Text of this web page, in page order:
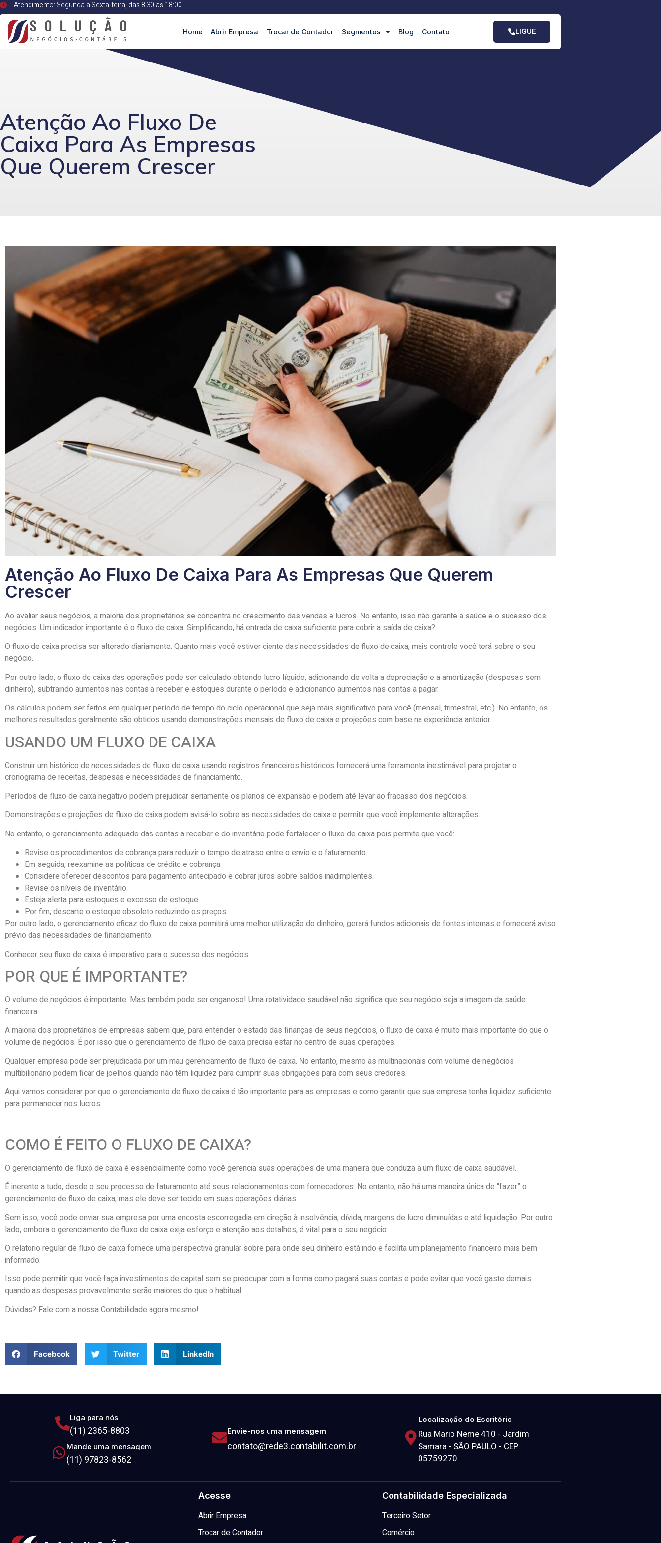
Atendimento: Segunda a Sexta-feira, das 8:30 as 18:00
Home Abrir Empresa Trocar de Contador Segmentos Blog Contato LIGUE
Atenção Ao Fluxo De
Caixa Para As Empresas
Que Querem Crescer
Atenção Ao Fluxo De Caixa Para As Empresas Que Querem
Crescer
Ao avaliar seus negócios, a maioria dos proprietários se concentra no crescimento das vendas e lucros. No entanto, isso não garante a saúde e o sucesso dos
negócios. Um indicador importante é o fluxo de caixa. Simplificando, há entrada de caixa suficiente para cobrir a saída de caixa?
O fluxo de caixa precisa ser alterado diariamente. Quanto mais você estiver ciente das necessidades de fluxo de caixa, mais controle você terá sobre o seu
negócio.
Por outro lado, o fluxo de caixa das operações pode ser calculado obtendo lucro líquido, adicionando de volta a depreciação e a amortização (despesas sem
dinheiro), subtraindo aumentos nas contas a receber e estoques durante o período e adicionando aumentos nas contas a pagar.
Os cálculos podem ser feitos em qualquer período de tempo do ciclo operacional que seja mais significativo para você (mensal, trimestral, etc.). No entanto, os
melhores resultados geralmente são obtidos usando demonstrações mensais de fluxo de caixa e projeções com base na experiência anterior.
USANDO UM FLUXO DE CAIXA
Construir um histórico de necessidades de fluxo de caixa usando registros financeiros históricos fornecerá uma ferramenta inestimável para projetar o
cronograma de receitas, despesas e necessidades de financiamento.
Períodos de fluxo de caixa negativo podem prejudicar seriamente os planos de expansão e podem até levar ao fracasso dos negócios.
Demonstrações e projeções de fluxo de caixa podem avisá-lo sobre as necessidades de caixa e permitir que você implemente alterações.
No entanto, o gerenciamento adequado das contas a receber e do inventário pode fortalecer o fluxo de caixa pois permite que você:
Revise os procedimentos de cobrança para reduzir o tempo de atraso entre o envio e o faturamento.
Em seguida, reexamine as políticas de crédito e cobrança.
Considere oferecer descontos para pagamento antecipado e cobrar juros sobre saldos inadimplentes.
Revise os níveis de inventário.
Esteja alerta para estoques e excesso de estoque.
Por fim, descarte o estoque obsoleto reduzindo os preços.
Por outro lado, o gerenciamento eficaz do fluxo de caixa permitirá uma melhor utilização do dinheiro, gerará fundos adicionais de fontes internas e fornecerá aviso
prévio das necessidades de financiamento.
Conhecer seu fluxo de caixa é imperativo para o sucesso dos negócios.
POR QUE É IMPORTANTE?
O volume de negócios é importante. Mas também pode ser enganoso! Uma rotatividade saudável não significa que seu negócio seja a imagem da saúde
financeira.
A maioria dos proprietários de empresas sabem que, para entender o estado das finanças de seus negócios, o fluxo de caixa é muito mais importante do que o
volume de negócios. É por isso que o gerenciamento de fluxo de caixa precisa estar no centro de suas operações.
Qualquer empresa pode ser prejudicada por um mau gerenciamento de fluxo de caixa. No entanto, mesmo as multinacionais com volume de negócios
multibilionário podem ficar de joelhos quando não têm liquidez para cumprir suas obrigações para com seus credores.
Aqui vamos considerar por que o gerenciamento de fluxo de caixa é tão importante para as empresas e como garantir que sua empresa tenha liquidez suficiente
para permanecer nos lucros.
COMO É FEITO O FLUXO DE CAIXA?
O gerenciamento de fluxo de caixa é essencialmente como você gerencia suas operações de uma maneira que conduza a um fluxo de caixa saudável.
É inerente a tudo, desde o seu processo de faturamento até seus relacionamentos com fornecedores. No entanto, não há uma maneira única de “fazer” o
gerenciamento de fluxo de caixa, mas ele deve ser tecido em suas operações diárias.
Sem isso, você pode enviar sua empresa por uma encosta escorregadia em direção à insolvência, dívida, margens de lucro diminuídas e até liquidação. Por outro
lado, embora o gerenciamento de fluxo de caixa exija esforço e atenção aos detalhes, é vital para o seu negócio.
O relatório regular de fluxo de caixa fornece uma perspectiva granular sobre para onde seu dinheiro está indo e facilita um planejamento financeiro mais bem
informado.
Isso pode permitir que você faça investimentos de capital sem se preocupar com a forma como pagará suas contas e pode evitar que você gaste demais
quando as despesas provavelmente serão maiores do que o habitual.
Dúvidas? Fale com a nossa Contabilidade agora mesmo!
Facebook Twitter LinkedIn
Liga para nós
(11) 2365-8803
Mande uma mensagem
(11) 97823-8562
Envie-nos uma mensagem
contato@rede3.contabilit.com.br
Localização do Escritório
Rua Mario Neme 410 - Jardim
Samara - SÃO PAULO - CEP:
05759270
Acesse
Abrir Empresa
Trocar de Contador
Contabilidade Especializada
Terceiro Setor
Comércio